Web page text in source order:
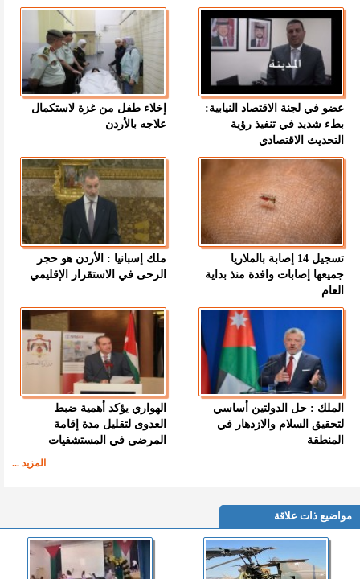
عضو في لجنة الاقتصاد النيابية:
بطء شديد في تنفيذ رؤية
التحديث الاقتصادي
إخلاء طفل من غزة لاستكمال
علاجه بالأردن
تسجيل 14 إصابة بالملاريا
جميعها إصابات وافدة منذ بداية
العام
ملك إسبانيا : الأردن هو حجر
الرحى في الاستقرار الإقليمي
الملك : حل الدولتين أساسي
لتحقيق السلام والازدهار في
المنطقة
الهواري يؤكد أهمية ضبط
العدوى لتقليل مدة إقامة
المرضى في المستشفيات
المزيد ...
مواضيع ذات علاقة